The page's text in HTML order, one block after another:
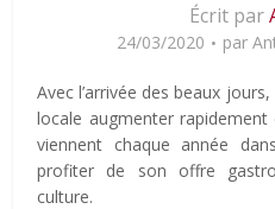
Écrit par
24/03/2020 par
Avec l’arrivée des beaux
locale augmenter
viennent chaque année
profiter de son offre
culture.